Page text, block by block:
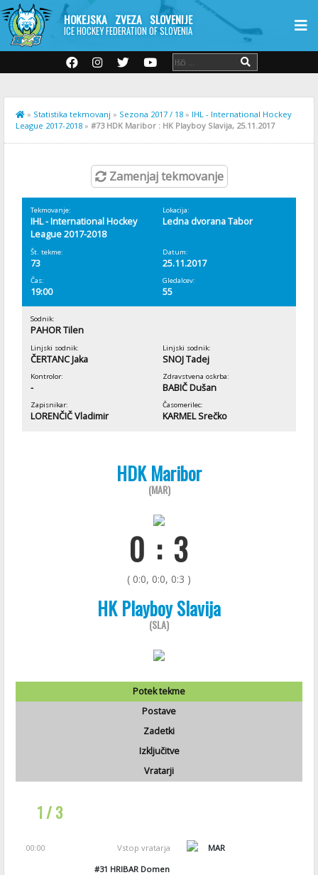
HOKEJSKA ZVEZA SLOVENIJE
ICE HOCKEY FEDERATION OF SLOVENIA
» Statistika tekmovanj » Sezona 2017 / 18 » IHL - International Hockey
League 2017-2018 » #73 HDK Maribor : HK Playboy Slavija, 25.11.2017
Zamenjaj tekmovanje
Tekmovanje:
IHL - International Hockey
League 2017-2018
Lokacija:
Ledna dvorana Tabor
Št. tekme:
73
Datum:
25.11.2017
Čas:
19:00
Gledalcev:
55
Sodnik:
PAHOR Tilen
Linjski sodnik:
ČERTANC Jaka
Linjski sodnik:
SNOJ Tadej
Kontrolor:
-
Zdravstvena oskrba:
BABIČ Dušan
Zapisnikar:
LORENČIČ Vladimir
Časomerilec:
KARMEL Srečko
HDK Maribor
(MAR)
0 : 3
( 0:0, 0:0, 0:3 )
HK Playboy Slavija
(SLA)
Potek tekme
Postave
Zadetki
Izključitve
Vratarji
1 / 3
00:00 Vstop vratarja
MAR
#31 HRIBAR Domen